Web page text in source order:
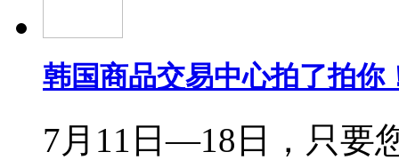
韩国商品交易中心拍了拍你
7月11日—18日，只要